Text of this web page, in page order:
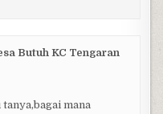
Butuh KC Tengaran
mana